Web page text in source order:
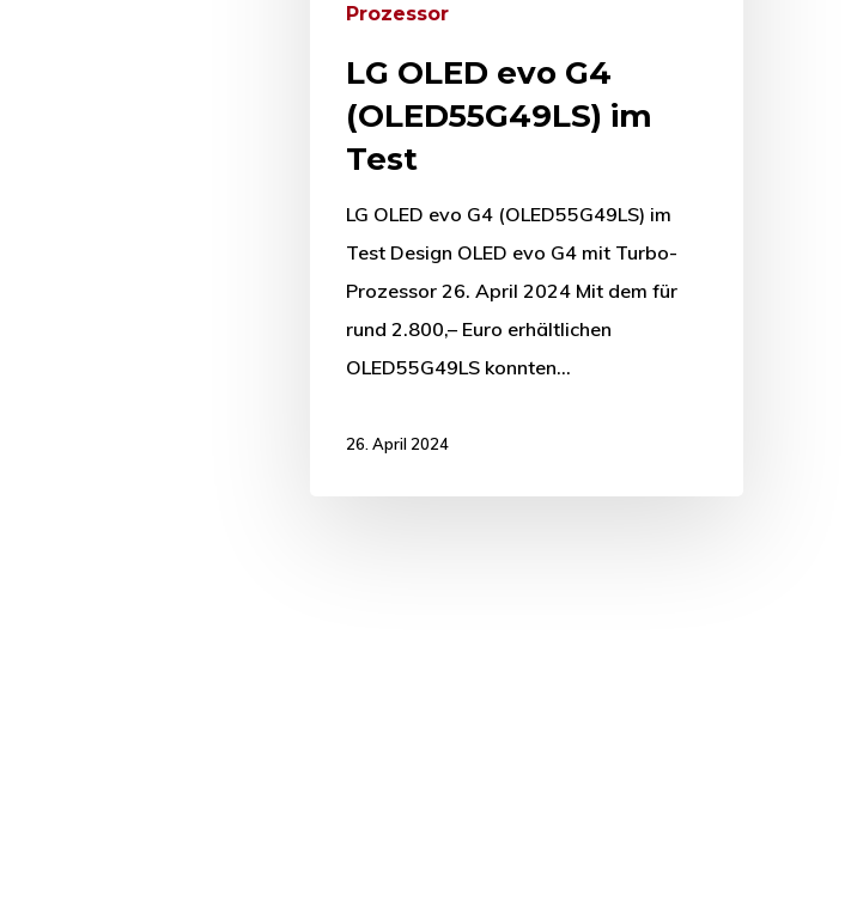
Prozessor
LG OLED evo G4
(OLED55G49LS) im
Test
LG OLED evo G4 (OLED55G49LS) im
Test Design OLED evo G4 mit Turbo-
Prozessor 26. April 2024 Mit dem für
rund 2.800,– Euro erhältlichen
OLED55G49LS konnten…
26. April 2024